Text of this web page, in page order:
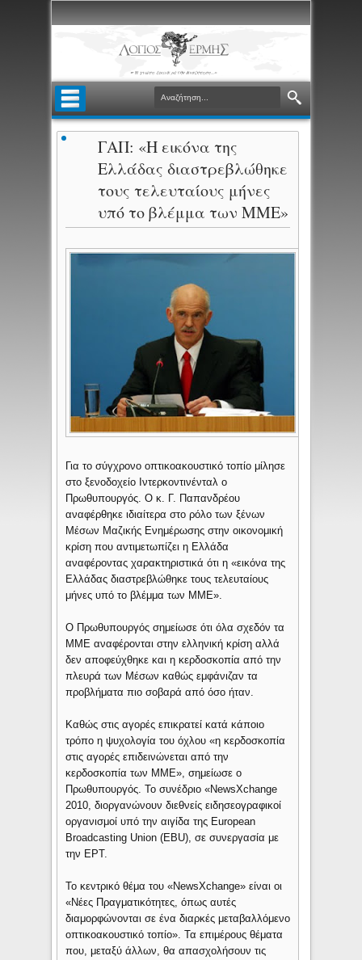
ΓΑΠ: «Η εικόνα της
Ελλάδας διαστρεβλώθηκε
τους τελευταίους μήνες
υπό το βλέμμα των ΜΜΕ»
Για το σύγχρονο οπτικοακουστικό τοπίο μίλησε
στο ξενοδοχείο Ιντερκοντινένταλ ο
Πρωθυπουργός. Ο κ. Γ. Παπανδρέου
αναφέρθηκε ιδιαίτερα στο ρόλο των ξένων
Μέσων Μαζικής Ενημέρωσης στην οικονομική
κρίση που αντιμετωπίζει η Ελλάδα
αναφέροντας χαρακτηριστικά ότι η «εικόνα της
Ελλάδας διαστρεβλώθηκε τους τελευταίους
μήνες υπό το βλέμμα των ΜΜΕ».
Ο Πρωθυπουργός σημείωσε ότι όλα σχεδόν τα
ΜΜΕ αναφέρονται στην ελληνική κρίση αλλά
δεν αποφεύχθηκε και η κερδοσκοπία από την
πλευρά των Μέσων καθώς εμφάνιζαν τα
προβλήματα πιο σοβαρά από όσο ήταν.
Καθώς στις αγορές επικρατεί κατά κάποιο
τρόπο η ψυχολογία του όχλου «η κερδοσκοπία
στις αγορές επιδεινώνεται από την
κερδοσκοπία των ΜΜΕ», σημείωσε ο
Πρωθυπουργός. Το συνέδριο «NewsXchange
2010, διοργανώνουν διεθνείς ειδησεογραφικοί
οργανισμοί υπό την αιγίδα της European
Broadcasting Union (EBU), σε συνεργασία με
την ΕΡΤ.
Το κεντρικό θέμα του «NewsXchange» είναι οι
«Νέες Πραγματικότητες, όπως αυτές
διαμορφώνονται σε ένα διαρκές μεταβαλλόμενο
οπτικοακουστικό τοπίο». Τα επιμέρους θέματα
που, μεταξύ άλλων, θα απασχολήσουν τις